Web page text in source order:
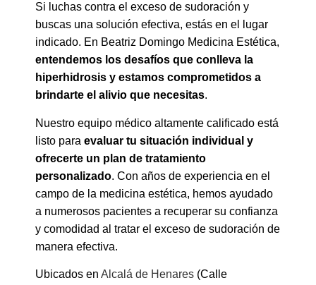
Si luchas contra el exceso de sudoración y
buscas una solución efectiva, estás en el lugar
indicado. En Beatriz Domingo Medicina Estética,
entendemos los desafíos que conlleva la
hiperhidrosis y estamos comprometidos a
brindarte el alivio que necesitas.
Nuestro equipo médico altamente calificado está
listo para evaluar tu situación individual y
ofrecerte un plan de tratamiento
personalizado. Con años de experiencia en el
campo de la medicina estética, hemos ayudado
a numerosos pacientes a recuperar su confianza
y comodidad al tratar el exceso de sudoración de
manera efectiva.
Ubicados en Alcalá de Henares (Calle